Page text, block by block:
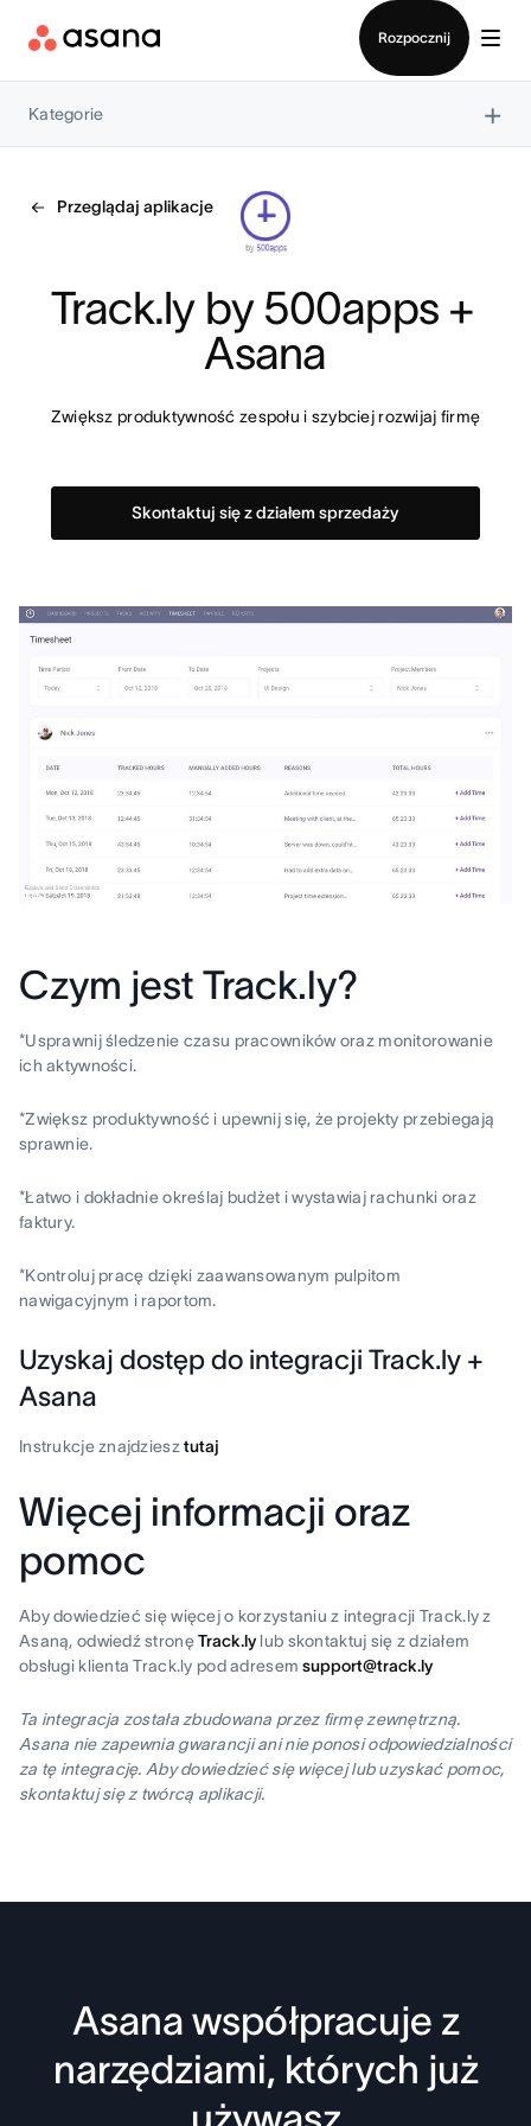
Rozpocznij
Kategorie ×
Przeglądaj aplikacje
Track.ly by 500apps +
Asana
Zwiększ produktywność zespołu i szybciej rozwijaj firmę
Skontaktuj się z działem sprzedaży
Czym jest Track.ly?
*Usprawnij śledzenie czasu pracowników oraz monitorowanie
ich aktywności.
*Zwiększ produktywność i upewnij się, że projekty przebiegają
sprawnie.
*Łatwo i dokładnie określaj budżet i wystawiaj rachunki oraz
faktury.
*Kontroluj pracę dzięki zaawansowanym pulpitom
nawigacyjnym i raportom.
Uzyskaj dostęp do integracji Track.ly +
Asana
Instrukcje znajdziesztutaj
Więcej informacji oraz
pomoc
Aby dowiedzieć się więcej o korzystaniu z integracji Track.ly z
Asaną, odwiedź stronęTrack.ly lub skontaktuj się z działem
obsługi klienta Track.ly pod adresemsupport@track.ly
Ta integracja została zbudowana przez firmę zewnętrzną.
Asana nie zapewnia gwarancji ani nie ponosi odpowiedzialności
za tę integrację. Aby dowiedzieć się więcej lub uzyskać pomoc,
skontaktuj się z twórcą aplikacji.
Asana współpracuje z
narzędziami, których już